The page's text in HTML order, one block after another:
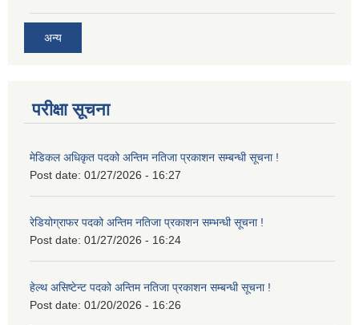
अन्य
परीक्षा सूचना
मेडिकल अधिकृत पदको अन्तिम नतिजा प्रकाशन सम्बन्धी सूचना !
Post date: 01/27/2026 - 16:27
रेडियोग्राफर पदको अन्तिम नतिजा प्रकाशन सम्भन्धी सूचना !
Post date: 01/27/2026 - 16:24
हेल्थ असिष्टेन्ट पदको अन्तिम नतिजा प्रकाशन सम्बन्धी सूचना !
Post date: 01/20/2026 - 16:26